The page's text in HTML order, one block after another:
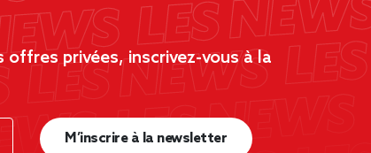
privées, inscrivez-vous à la
M’inscrire à la newsletter